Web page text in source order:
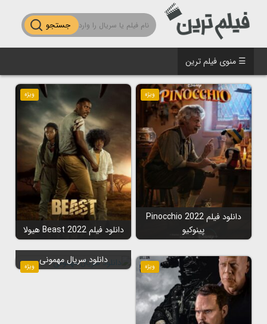
جستجو
☰ منوی فیلم ترین
ویژه
دانلود فیلم Pinocchio 2022
پینوکیو
ویژه
دانلود فیلم Beast 2022 هیولا
ویژه ویژه
دانلود سریال مهمونی